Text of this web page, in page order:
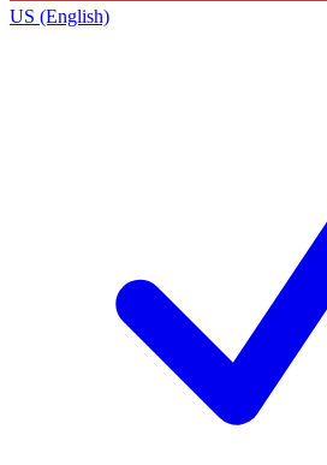
US (English)